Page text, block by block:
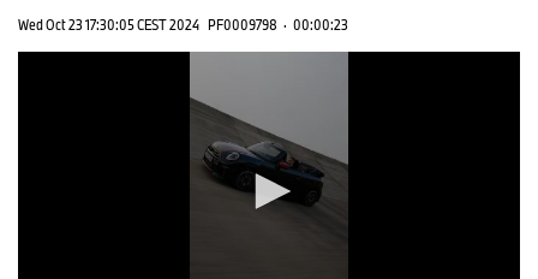
Wed Oct 23 17:30:05 CEST 2024 PF0009798 · 00:00:23